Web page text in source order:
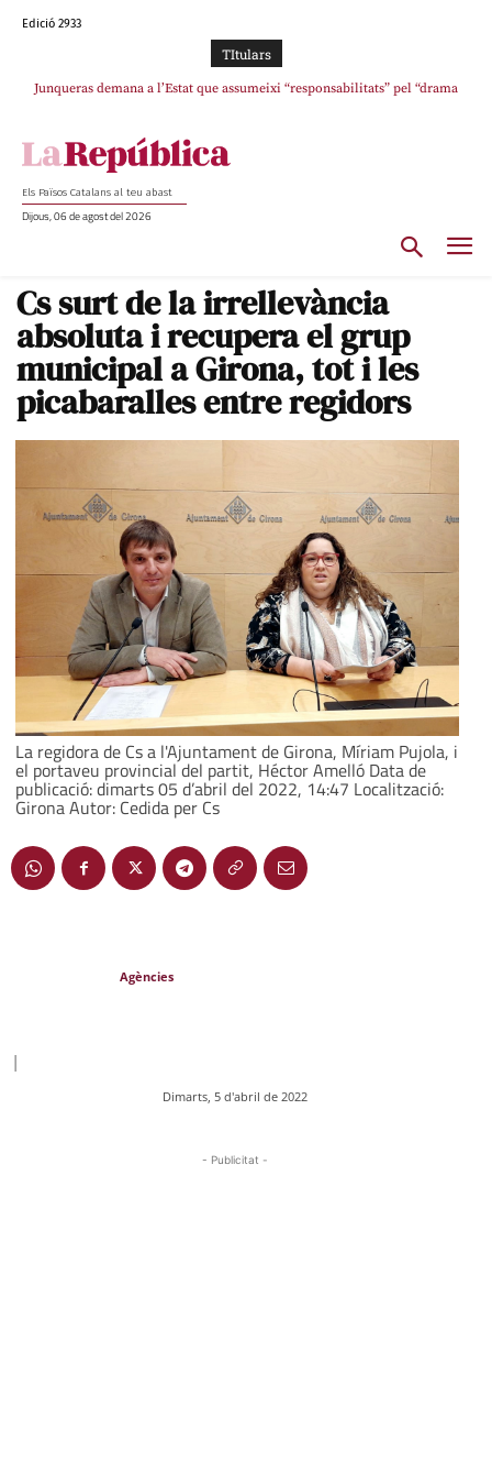
Edició 2933
TItulars
Junqueras demana a l’Estat que assumeixi “responsabilitats” pel “drama
L’abandonament de les seleccions catalanes per part de la UFEC
Els Països Catalans al teu abast
Dijous, 06 de agost del 2026
Cs surt de la irrellevància
absoluta i recupera el grup
municipal a Girona, tot i les
picabaralles entre regidors
La regidora de Cs a l'Ajuntament de Girona, Míriam Pujola, i
el portaveu provincial del partit, Héctor Amelló Data de
publicació: dimarts 05 d’abril del 2022, 14:47 Localització:
Girona Autor: Cedida per Cs
Agències
|
Dimarts, 5 d'abril de 2022
- Publicitat -